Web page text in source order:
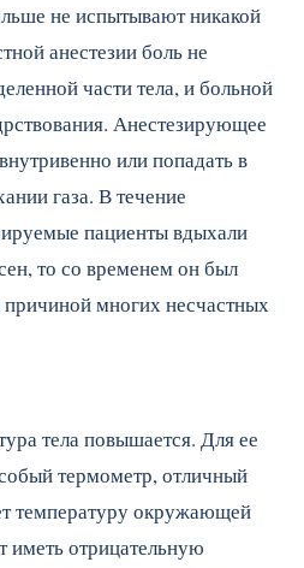
не испытывают никакой
анестезии боль не
части тела, и больной
Анестезирующее
или попадать в
газа. В течение
пациенты вдыхали
то со временем он был
многих несчастных
тела повышается. Для ее
термометр, отличный
температуру окружающей
отрицательную